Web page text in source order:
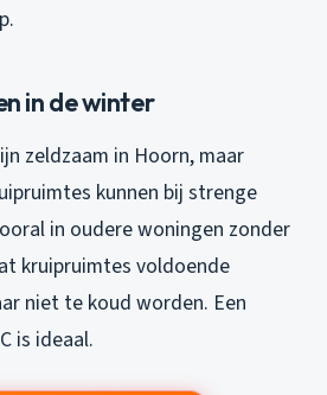
in de winter
zeldzaam in Hoorn, maar
kunnen bij strenge
in oudere woningen zonder
kruipruimtes voldoende
niet te koud worden. Een
is ideaal.